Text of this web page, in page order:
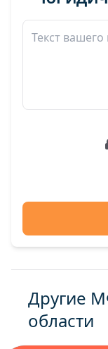
Другие
области